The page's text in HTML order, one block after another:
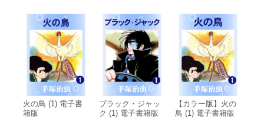
火の鳥 (1) 電子書
籍版
ブラック・ジャッ
ク (1) 電子書籍版
【カラー版】火の
鳥 (1) 電子書籍版